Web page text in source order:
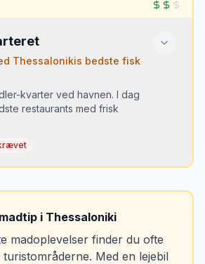
morgenmad —
fra Thessalonikis gade-
og havudsigt
Thessalonikis bedste fisk
kvarter ved havnen. I dag
restaurants med frisk
vin
i Thessaloniki
madoplevelser finder du ofte
Med en lejebil